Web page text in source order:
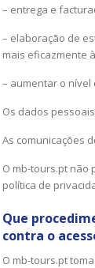
– entrega e
– elaboração de
mais eficazmente
– aumentar o
Os dados
As comunicações
O mb-tours.pt não
política de
Que
contra o
O mb-tours.pt